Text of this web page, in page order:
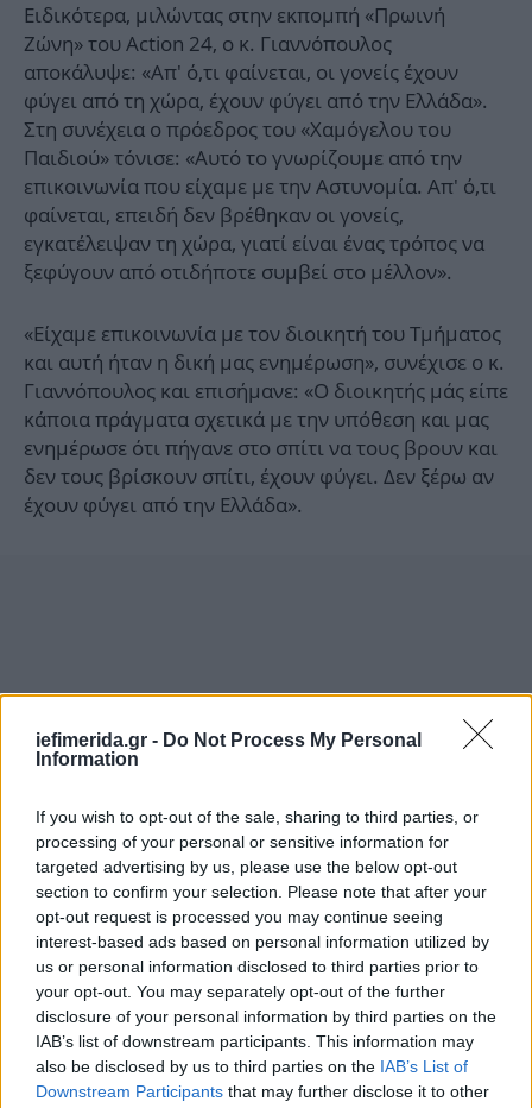
iefimerida.gr - Do Not Process My Personal
Information
If you wish to opt-out of the sale, sharing to third parties, or
processing of your personal or sensitive information for
targeted advertising by us, please use the below opt-out
section to confirm your selection. Please note that after your
opt-out request is processed you may continue seeing
interest-based ads based on personal information utilized by
us or personal information disclosed to third parties prior to
your opt-out. You may separately opt-out of the further
disclosure of your personal information by third parties on the
IAB’s list of downstream participants. This information may
also be disclosed by us to third parties on the IAB’s List of
Downstream Participants that may further disclose it to other
Ειδικότερα, μιλώντας στην εκπομπή «Πρωινή
Ζώνη» του Action 24, ο κ. Γιαννόπουλος
αποκάλυψε: «Απ' ό,τι φαίνεται, οι γονείς έχουν
φύγει από τη χώρα, έχουν φύγει από την Ελλάδα».
Στη συνέχεια ο πρόεδρος του «Χαμόγελου του
Παιδιού» τόνισε: «Αυτό το γνωρίζουμε από την
επικοινωνία που είχαμε με την Αστυνομία. Απ' ό,τι
φαίνεται, επειδή δεν βρέθηκαν οι γονείς,
εγκατέλειψαν τη χώρα, γιατί είναι ένας τρόπος να
ξεφύγουν από οτιδήποτε συμβεί στο μέλλον».
«Είχαμε επικοινωνία με τον διοικητή του Τμήματος
και αυτή ήταν η δική μας ενημέρωση», συνέχισε ο κ.
Γιαννόπουλος και επισήμανε: «Ο διοικητής μάς είπε
κάποια πράγματα σχετικά με την υπόθεση και μας
ενημέρωσε ότι πήγανε στο σπίτι να τους βρουν και
δεν τους βρίσκουν σπίτι, έχουν φύγει. Δεν ξέρω αν
έχουν φύγει από την Ελλάδα».